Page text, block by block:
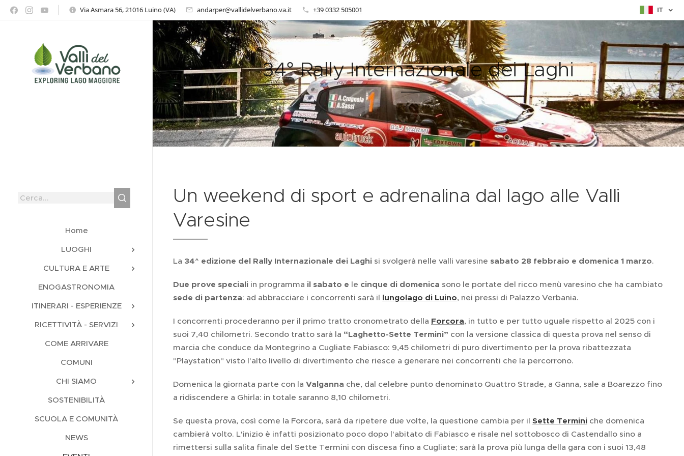
Via Asmara 56, 21016 Luino (VA) andarper@vallidelverbano.va.it +39 0332 505001 IT
Home
LUOGHI
CULTURA E ARTE
ENOGASTRONOMIA
ITINERARI - ESPERIENZE
RICETTIVITÀ - SERVIZI
COME ARRIVARE
COMUNI
CHI SIAMO
SOSTENIBILITÀ
SCUOLA E COMUNITÀ
NEWS
34° Rally Internazionale dei Laghi
28.02.2026
Un weekend di sport e adrenalina dal lago alle Valli
Varesine
La 34^ edizione del Rally Internazionale dei Laghi si svolgerà nelle valli varesine sabato 28 febbraio e domenica 1 marzo.
Due prove speciali in programma il sabato e le cinque di domenica sono le portate del ricco menù varesino che ha cambiato
sede di partenza: ad abbracciare i concorrenti sarà il lungolago di Luino, nei pressi di Palazzo Verbania.
I concorrenti procederanno per il primo tratto cronometrato della Forcora, in tutto e per tutto uguale rispetto al 2025 con i
suoi 7,40 chilometri. Secondo tratto sarà la “Laghetto-Sette Termini” con la versione classica di questa prova nel senso di
marcia che conduce da Montegrino a Cugliate Fabiasco: 9,45 chilometri di puro divertimento per la prova ribattezzata
"Playstation" visto l'alto livello di divertimento che riesce a generare nei concorrenti che la percorrono.
Domenica la giornata parte con la Valganna che, dal celebre punto denominato Quattro Strade, a Ganna, sale a Boarezzo fino
a ridiscendere a Ghirla: in totale saranno 8,10 chilometri.
Se questa prova, così come la Forcora, sarà da ripetere due volte, la questione cambia per il Sette Termini che domenica
cambierà volto. L'inizio è infatti posizionato poco dopo l'abitato di Fabiasco e risale nel sottobosco di Castendallo sino a
rimettersi sulla salita finale del Sette Termini con discesa fino a Cugliate; sarà la prova più lunga della gara con i suoi 13,48